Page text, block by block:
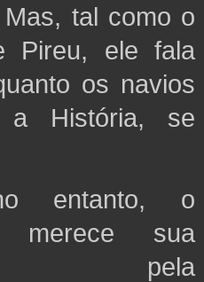
Mas, tal como o
Pireu, ele fala
os navios
a História, se
entanto, o
merece sua
pela